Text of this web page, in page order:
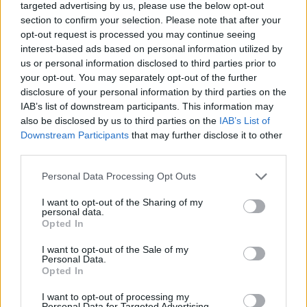
targeted advertising by us, please use the below opt-out
section to confirm your selection. Please note that after your
opt-out request is processed you may continue seeing
interest-based ads based on personal information utilized by
us or personal information disclosed to third parties prior to
your opt-out. You may separately opt-out of the further
disclosure of your personal information by third parties on the
IAB’s list of downstream participants. This information may
also be disclosed by us to third parties on the IAB’s List of
Downstream Participants that may further disclose it to other
Personal Data Processing Opt Outs
I want to opt-out of the Sharing of my
personal data.
Opted In
I want to opt-out of the Sale of my
Personal Data.
Opted In
I want to opt-out of processing my
čase občinstvo zabavali v Rdeči dvorani v
soboto, 8. decembra, in že tradicionalni božično
novoletni žur zasedbe Šank Rock – letos skupaj s
skupinami MI2, Bohem in Kobra band – v soboto,
22., v Rdeči dvorani.
Dedek Mraz bo otroke na Titovem trgu s skupino
Čuki pozdravil v četrtek, 13. decembra, na
Velenjski grad pa bo ob nedeljskih dopoldnevih
vabil pravljično-ustvarjalni cikel Babica
pripoveduje. Grajsko okolje se je že obdalo z
okrašenimi smrečicami in novoletnimi
voščilnicami, družine čaka praznična